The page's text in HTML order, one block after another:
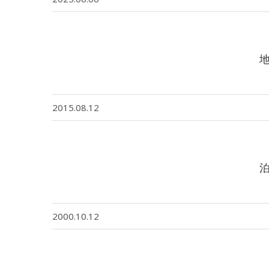
2015.08.12
2000.10.12